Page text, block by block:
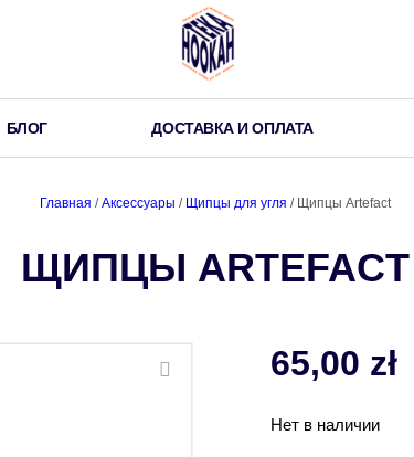
БЛОГ ДОСТАВКА И ОПЛАТА
Главная /Аксессуары / Щипцы для угля / Щипцы Artefact
ЩИПЦЫ ARTEFACT
65,00 zł
Нет в наличии